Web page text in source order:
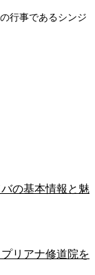
行事であるシンジ
の基本情報と魅
リアナ修道院を